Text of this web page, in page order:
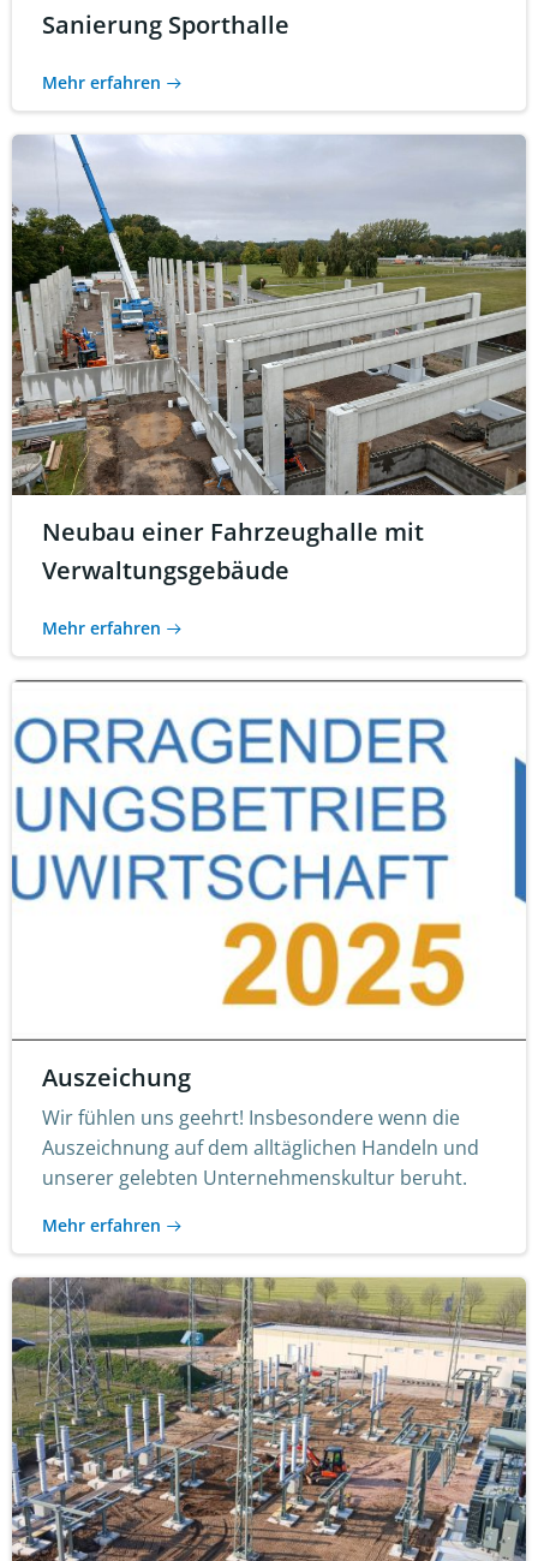
Sanierung Sporthalle
Mehr erfahren
Neubau einer Fahrzeughalle mit
Verwaltungsgebäude
Mehr erfahren
Auszeichung
Wir fühlen uns geehrt! Insbesondere wenn die
Auszeichnung auf dem alltäglichen Handeln und
unserer gelebten Unternehmenskultur beruht.
Mehr erfahren